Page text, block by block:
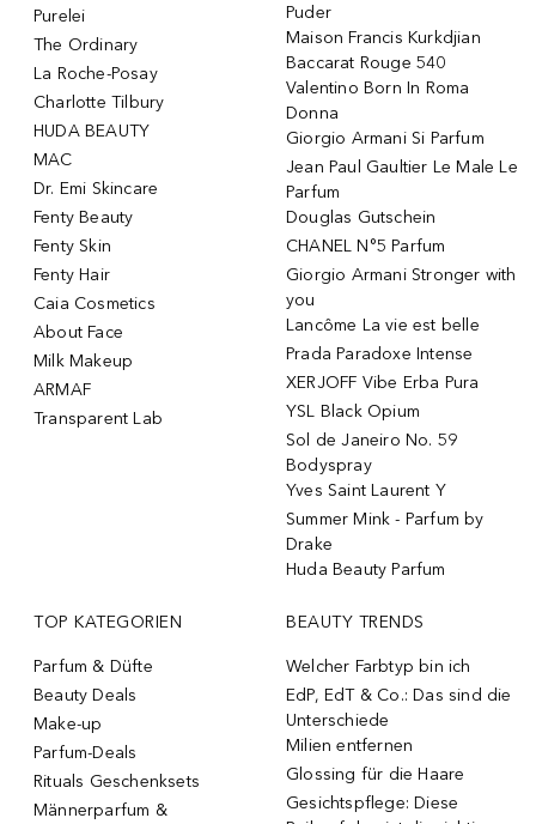
Purelei
The Ordinary
La Roche-Posay
Charlotte Tilbury
HUDA BEAUTY
MAC
Dr. Emi Skincare
Fenty Beauty
Fenty Skin
Fenty Hair
Caia Cosmetics
About Face
Milk Makeup
ARMAF
Transparent Lab
Puder
Maison Francis Kurkdjian
Baccarat Rouge 540
Valentino Born In Roma
Donna
Giorgio Armani Si Parfum
Jean Paul Gaultier Le Male Le
Parfum
Douglas Gutschein
CHANEL N°5 Parfum
Giorgio Armani Stronger with
you
Lancôme La vie est belle
Prada Paradoxe Intense
XERJOFF Vibe Erba Pura
YSL Black Opium
Sol de Janeiro No. 59
Bodyspray
Yves Saint Laurent Y
Summer Mink - Parfum by
Drake
Huda Beauty Parfum
TOP KATEGORIEN
Parfum & Düfte
Beauty Deals
Make-up
Parfum-Deals
Rituals Geschenksets
Männerparfum &
BEAUTY TRENDS
Welcher Farbtyp bin ich
EdP, EdT & Co.: Das sind die
Unterschiede
Milien entfernen
Glossing für die Haare
Gesichtspflege: Diese